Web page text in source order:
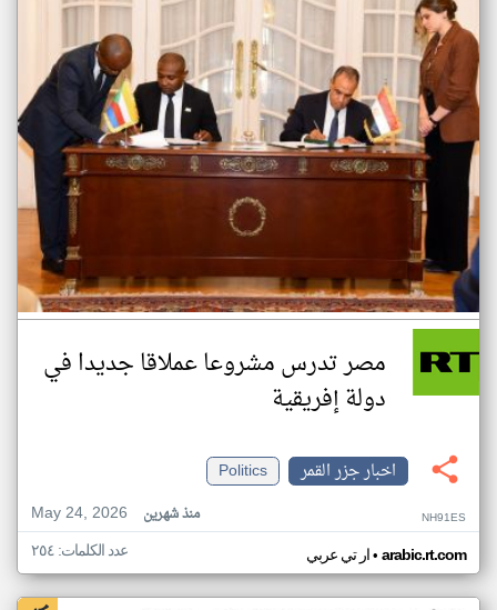
مصر تدرس مشروعا عملاقا جديدا في
دولة إفريقية
اخبار جزر القمر
Politics
May 24, 2026
منذ شهرين NH91ES
ار تي عربي• arabic.rt.com عدد الكلمات: ٢٥٤